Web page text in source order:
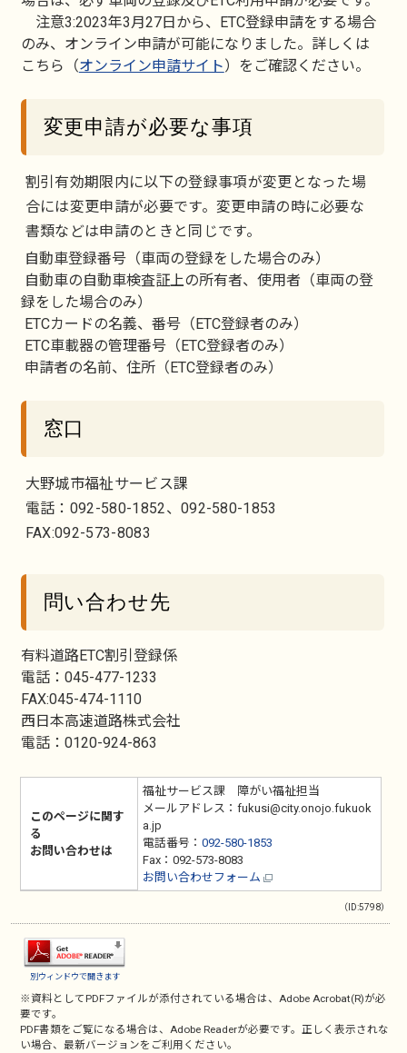
注意3:2023年3月27日から、ETC登録申請をする場合
のみ、オンライン申請が可能になりました。詳しくは
こちら（オンライン申請サイト ）をご確認ください。
変更申請が必要な事項
割引有効期限内に以下の登録事項が変更となった場
合には変更申請が必要です。変更申請の時に必要な
書類などは申請のときと同じです。
自動車登録番号（車両の登録をした場合のみ）
自動車の自動車検査証上の所有者、使用者（車両の登
録をした場合のみ）
ETCカードの名義、番号（ETC登録者のみ）
ETC車載器の管理番号（ETC登録者のみ）
申請者の名前、住所（ETC登録者のみ）
窓口
大野城市福祉サービス課
電話：092-580-1852、092-580-1853
FAX:092-573-8083
問い合わせ先
有料道路ETC割引登録係
電話：045-477-1233
FAX:045-474-1110
西日本高速道路株式会社
電話：0120-924-863
このページに関す
る
お問い合わせは
福祉サービス課 障がい福祉担当
メールアドレス：fukusi@city.onojo.fukuok
a.jp
電話番号： 092-580-1853
Fax：092-573-8083
お問い合わせフォーム
（ID:5798）
別ウィンドウで開きます
※資料としてPDFファイルが添付されている場合は、Adobe Acrobat(R)が必
要です。
PDF書類をご覧になる場合は、Adobe Readerが必要です。正しく表示されな
い場合、最新バージョンをご利用ください。